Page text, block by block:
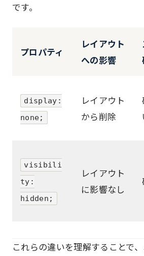
です。
プロパティ
レイアウト
への影響
display:
none;
レイアウト
から削除
visibili
ty:
hidden;
レイアウト
に影響なし
これらの違いを理解することで